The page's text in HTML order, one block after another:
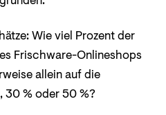
Wie viel Prozent der
Frischware-Onlineshops
allein auf die
30 % oder 50 %?